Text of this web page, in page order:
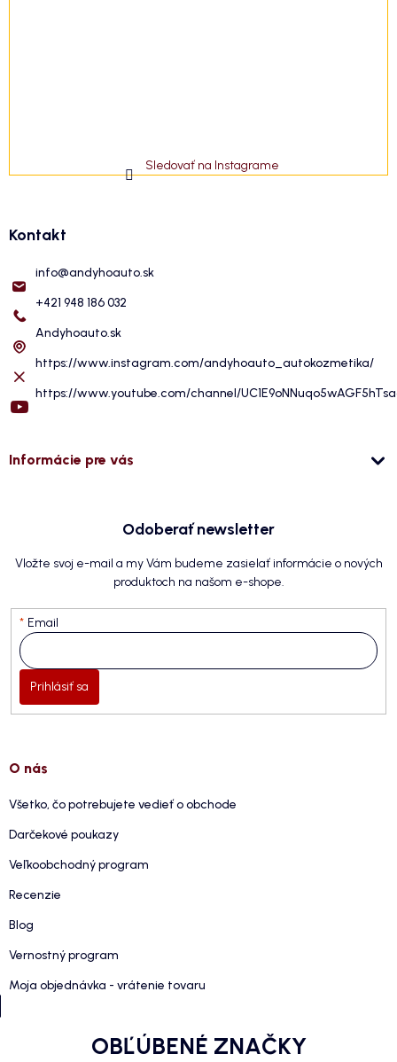
Sledovať na Instagrame
Kontakt
info@andyhoauto.sk
+421 948 186 032
Andyhoauto.sk
https://www.instagram.com/andyhoauto_autokozmetika/
https://www.youtube.com/channel/
Informácie pre vás
Odoberať newsletter
Vložte svoj e-mail a my Vám budeme zasielať informácie o nových
produktoch na našom e-shope.
Email
Prihlásiť sa
O nás
Všetko, čo potrebujete vedieť o obchode
Darčekové poukazy
Veľkoobchodný program
Recenzie
Blog
Vernostný program
Moja objednávka - vrátenie tovaru
OBĽÚBENÉ ZNAČKY